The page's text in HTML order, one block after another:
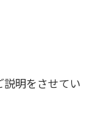
明をさせてい